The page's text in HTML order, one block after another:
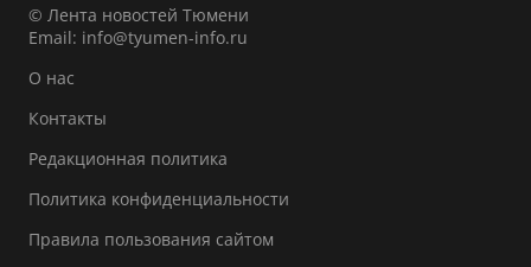
© Лента новостей Тюмени
Email: info@tyumen-info.ru
О нас
Контакты
Редакционная политика
Политика конфиденциальности
Правила пользования сайтом